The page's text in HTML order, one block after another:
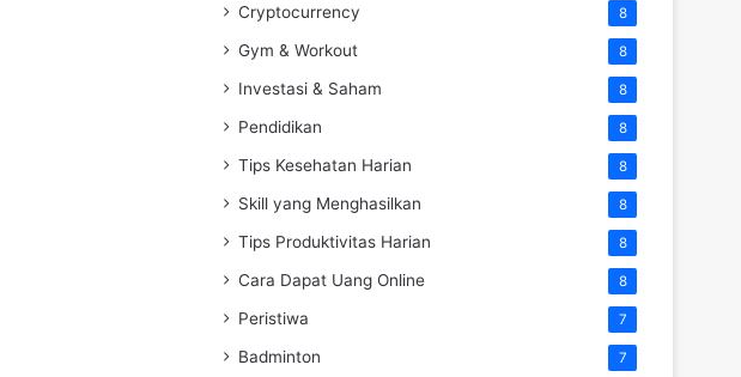
Cryptocurrency 8
Gym & Workout 8
Investasi & Saham 8
Pendidikan 8
Tips Kesehatan Harian 8
Skill yang Menghasilkan 8
Tips Produktivitas Harian 8
Cara Dapat Uang Online 8
Peristiwa 7
Badminton 7